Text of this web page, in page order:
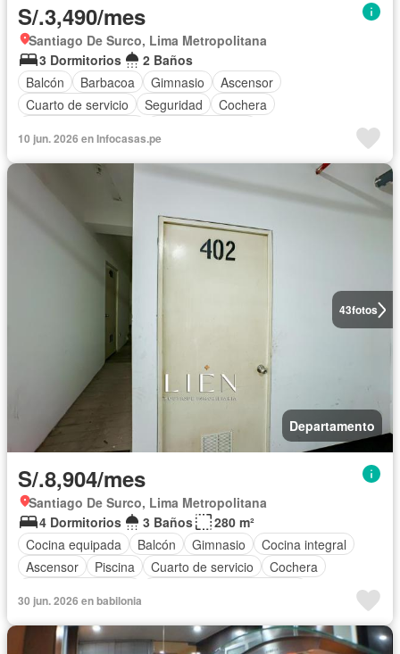
S/.3,490/mes
Santiago De Surco, Lima Metropolitana
3 Dormitorios
2 Baños
Balcón
Barbacoa Gimnasio
Ascensor
Cuarto de servicio
Seguridad
Cochera
Completamente amoblado
10 jun. 2026 en Infocasas.pe
43fotos
Departamento
S/.8,904/mes
Santiago De Surco, Lima Metropolitana
4 Dormitorios
3 Baños
280 m²
Cocina equipada
Balcón Gimnasio
Cocina integral
Ascensor
Piscina Cuarto de servicio
Cochera
30 jun. 2026 en babilonia